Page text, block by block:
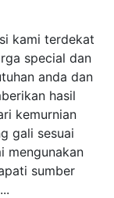
kami terdekat
special dan
anda dan
hasil
kemurnian
gali sesuai
mengunakan
sumber